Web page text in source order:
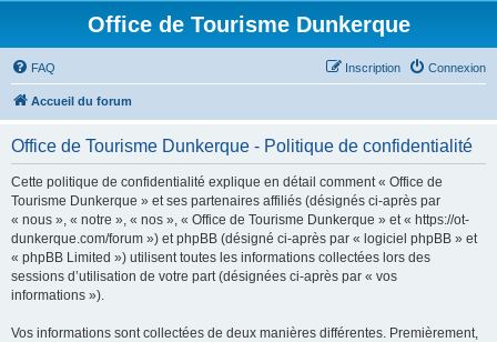
Office de Tourisme Dunkerque
FAQ Connexion
Inscription
Accueil du forum
Office de Tourisme Dunkerque - Politique de confidentialité
Cette politique de confidentialité explique en détail comment « Office de
Tourisme Dunkerque » et ses partenaires affiliés (désignés ci-après par
« nous », « notre », « nos », « Office de Tourisme Dunkerque » et « https://ot-
dunkerque.com/forum ») et phpBB (désigné ci-après par « logiciel phpBB » et
« phpBB Limited ») utilisent toutes les informations collectées lors des
sessions d’utilisation de votre part (désignées ci-après par « vos
informations »).
Vos informations sont collectées de deux manières différentes. Premièrement,